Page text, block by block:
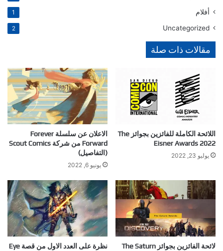
أفلام 1
Uncategorized
2
مقالات ذات صلة
اللائحة الكاملة للفائزين بجوائز The
Eisner Awards 2022
يوليو 23, 2022
الاعلان عن سلسلة Forever
Forward من شركة Scout Comics
(التفاصيل)
يونيو 6, 2022
لائحة الفائزين بجوائز The Saturn
نظرة على العدد الاول من قصة Eye